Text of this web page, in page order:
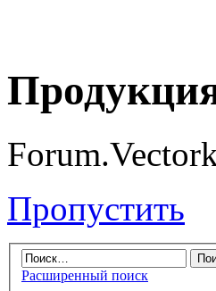
Пропустить
Расширенный поиск